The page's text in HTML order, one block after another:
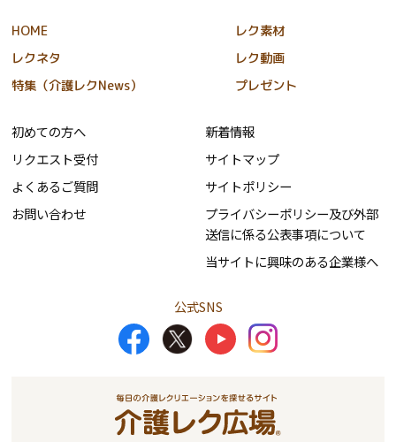
HOME
レク素材
レクネタ
レク動画
特集（介護レクNews）
プレゼント
初めての方へ
リクエスト受付
よくあるご質問
お問い合わせ
新着情報
サイトマップ
サイトポリシー
プライバシーポリシー及び外部
送信に係る公表事項について
当サイトに興味のある企業様へ
公式SNS